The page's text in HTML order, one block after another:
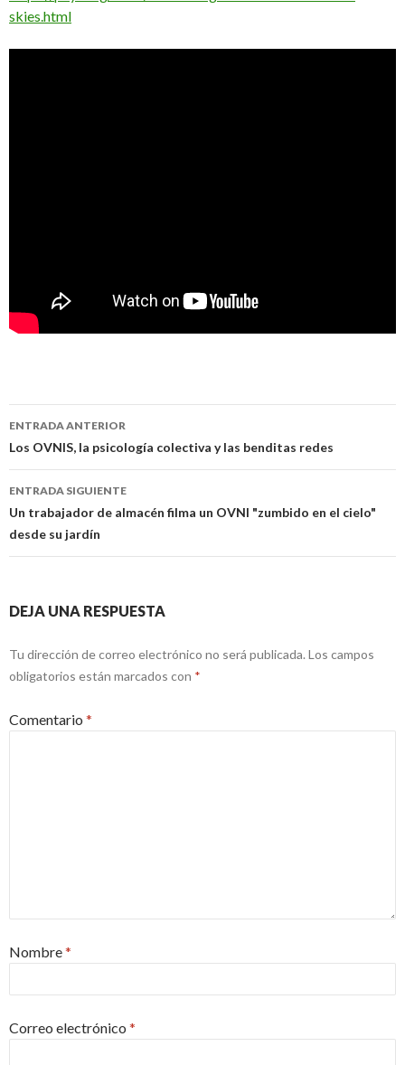
skies.html
Navegación
de
entradas
ENTRADA ANTERIOR
Los OVNIS, la psicología colectiva y las benditas redes
ENTRADA SIGUIENTE
Un trabajador de almacén filma un OVNI "zumbido en el cielo"
desde su jardín
DEJA UNA RESPUESTA
Tu dirección de correo electrónico no será publicada.Los campos
obligatorios están marcados con *
Comentario *
Nombre*
Correo electrónico *